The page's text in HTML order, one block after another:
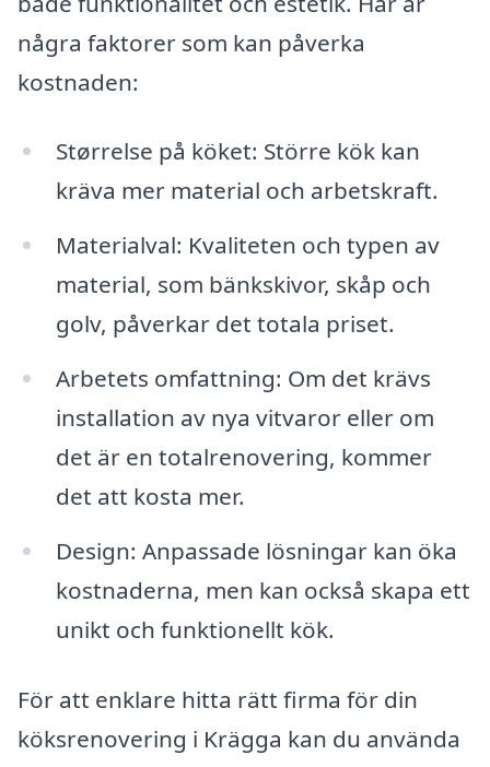
några faktorer som kan påverka
kostnaden:
Størrelse på köket: Större kök kan
kräva mer material och arbetskraft.
Materialval: Kvaliteten och typen av
material, som bänkskivor, skåp och
golv, påverkar det totala priset.
Arbetets omfattning: Om det krävs
installation av nya vitvaror eller om
det är en totalrenovering, kommer
det att kosta mer.
Design: Anpassade lösningar kan öka
kostnaderna, men kan också skapa ett
unikt och funktionellt kök.
För att enklare hitta rätt firma för din
köksrenovering i Krägga kan du använda